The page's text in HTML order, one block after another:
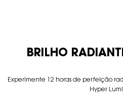
pdp-texto-banner-YSLBWW-28522YSL
BRILHO
Experimente 12 horas de perfeição
Hyper